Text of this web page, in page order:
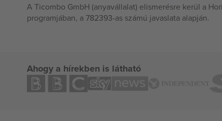
A Ticombo GmbH (anyavállalat) elismerésre kerül a
programjában, a 782393-as számú javaslata alapján.
Ahogy a hírekben is látható